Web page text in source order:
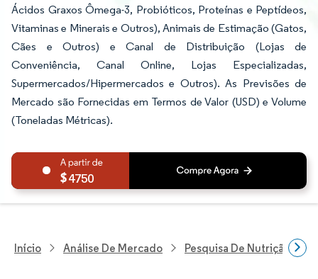
Ácidos Graxos Ômega-3, Probióticos, Proteínas e Peptídeos,
Vitaminas e Minerais e Outros), Animais de Estimação (Gatos,
Cães e Outros) e Canal de Distribuição (Lojas de
Conveniência, Canal Online, Lojas Especializadas,
Supermercados/Hipermercados e Outros). As Previsões de
Mercado são Fornecidas em Termos de Valor (USD) e Volume
(Toneladas Métricas).
4750
Início Análise De Mercado Pesquisa De Nutrição E